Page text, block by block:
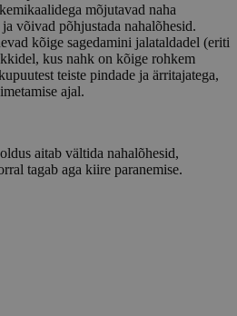
mõjutavad naha
võivad põhjustada nahalõhesid.
kõige sagedamini jalataldadel (eriti
kus nahk on kõige rohkem
teiste pindade ja ärritajatega,
ajal.
aitab vältida nahalõhesid,
tagab aga kiire paranemise.